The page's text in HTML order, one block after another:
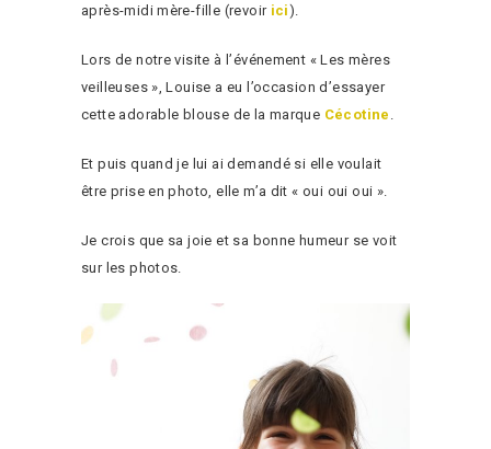
après-midi mère-fille (revoir ici).
Lors de notre visite à l’événement « Les mères
veilleuses », Louise a eu l’occasion d’essayer
cette adorable blouse de la marque Cécotine
Et puis quand je lui ai demandé si elle voulait
être prise en photo, elle m’a dit « oui oui oui ».
Je crois que sa joie et sa bonne humeur se voit
sur les photos.